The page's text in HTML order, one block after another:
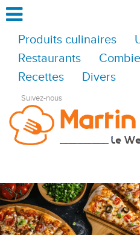
Produits culinaires
Restaurants
Recettes
Divers
Suivez-nous